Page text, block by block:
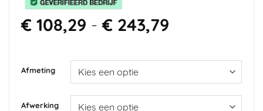
€108,29 - €243,79Prijsklasse:
tot
€ 243,79
Afmeting
Afwerking